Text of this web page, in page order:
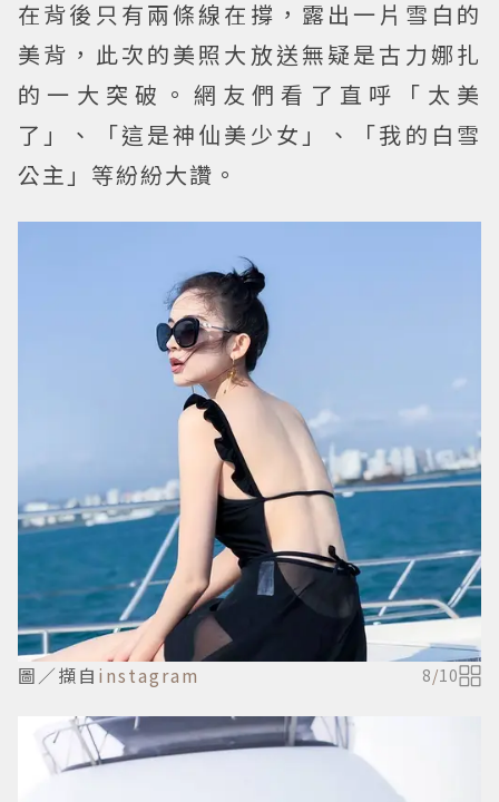
在背後只有兩條線在撐，露出一片雪白的
美背，此次的美照大放送無疑是古力娜扎
的一大突破。網友們看了直呼「太美
了」、「這是神仙美少女」、「我的白雪
公主」等紛紛大讚。
圖／擷自 instagram 8/10